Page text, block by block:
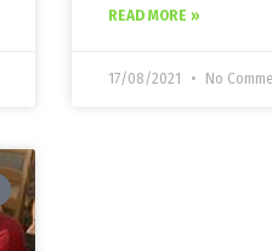
READ MORE »
17/08/2021 No